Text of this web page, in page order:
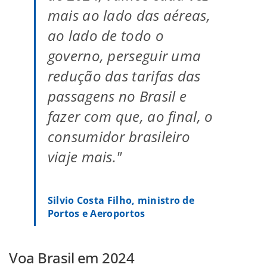
mais ao lado das aéreas,
ao lado de todo o
governo, perseguir uma
redução das tarifas das
passagens no Brasil e
fazer com que, ao final, o
consumidor brasileiro
viaje mais."
Silvio Costa Filho, ministro de
Portos e Aeroportos
Voa Brasil em 2024